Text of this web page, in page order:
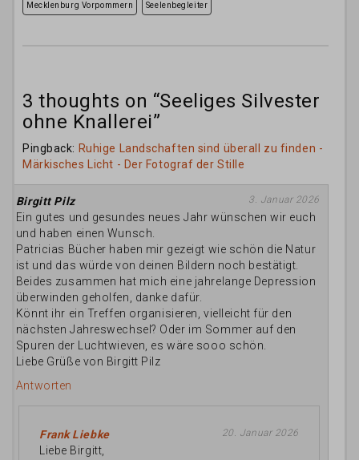
Mecklenburg Vorpommern Seelenbegleiter
3 thoughts on “Seeliges Silvester
ohne Knallerei”
Pingback: Ruhige Landschaften sind überall zu finden -
Märkisches Licht - Der Fotograf der Stille
Birgitt Pilz 3. Januar 2026
Ein gutes und gesundes neues Jahr wünschen wir euch
und haben einen Wunsch.
Patricias Bücher haben mir gezeigt wie schön die Natur
ist und das würde von deinen Bildern noch bestätigt.
Beides zusammen hat mich eine jahrelange Depression
überwinden geholfen, danke dafür.
Könnt ihr ein Treffen organisieren, vielleicht für den
nächsten Jahreswechsel? Oder im Sommer auf den
Spuren der Luchtwieven, es wäre sooo schön.
Liebe Grüße von Birgitt Pilz
Antworten
Frank Liebke 20. Januar 2026
Liebe Birgitt,